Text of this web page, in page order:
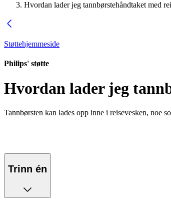
Hvordan lader jeg tannbørstehåndtaket med
Støttehjemmeside
Philips' støtte
Hvordan lader jeg
Tannbørsten kan lades opp inne i reisevesken, noe
Trinn én